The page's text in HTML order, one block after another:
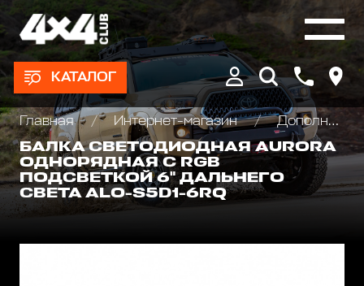
КАТАЛОГ
Главная Интернет-магазин
Дополнительные фары : Светодиодные, Галогеновые , Ксеноновые
БАЛКА СВЕТОДИОДНАЯ AURORA
ОДНОРЯДНАЯ С RGB
ПОДСВЕТКОЙ 6" ДАЛЬНЕГО
СВЕТА ALO-S5D1-6RQ